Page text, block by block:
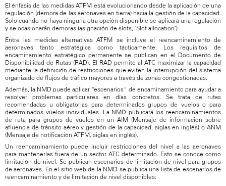
El énfasis de las medidas ATFM está evolucionando desde la aplicación de una
regulación (demora de las aeronaves en tierra) hacia la gestión de la capacidad.
Solo cuando no haya ninguna otra opción disponible se aplicará una regulación
y se ocasionarán demoras (asignación de slots, "Slot allocation").
Entre las medidas alternativas ATFM se incluye el reencaminamiento de
aeronaves tanto estratégica como tácticamente. Los requisitos de
encaminamiento estratégico permanente se publican en el Documento de
Disponibilidad de Rutas (RAD). El RAD permite al ATC maximizar la capacidad
mediante la definición de restricciones que eviten la interrupción del sistema
organizado de flujos de tráfico mayores a través de zonas congestionadas.
Además, la NMD puede aplicar “escenarios” de encaminamiento para ayudar a
resolver problemas particulares en días concretos. Se trata de rutas
recomendadas u obligatorias para determinados grupos de vuelos o para
determinados vuelos individuales. La NMD publicará los reencaminamientos
de ruta para grupos de vuelos en un AIM (Mensaje de información sobre
afluencia de tránsito aéreo y gestión de la capacidad, siglas en inglés) o ANM
(Mensaje de notificación ATFM, siglas en inglés).
Un reencaminamiento puede incluir restricciones del nivel a las aeronaves
para mantenerlas fuera de un sector ATC determinado. Esto se conoce como
limitación de nivel. Se publican escenarios de limitación de nivel para grupos
de aeronaves. En el sitio web de la NMD se publica una lista de escenarios de
reencaminamiento y de limitación de nivel disponibles: